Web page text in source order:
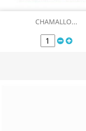
CHAMALLO...
Aperçu rapide